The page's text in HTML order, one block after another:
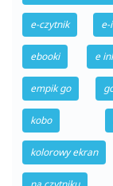
e-czytnik e-
ebooki e
empik go
kobo
kolorowy ekran